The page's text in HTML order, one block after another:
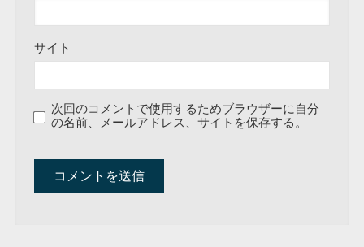
サイト
次回のコメントで使用するためブラウザーに自分
の名前、メールアドレス、サイトを保存する。